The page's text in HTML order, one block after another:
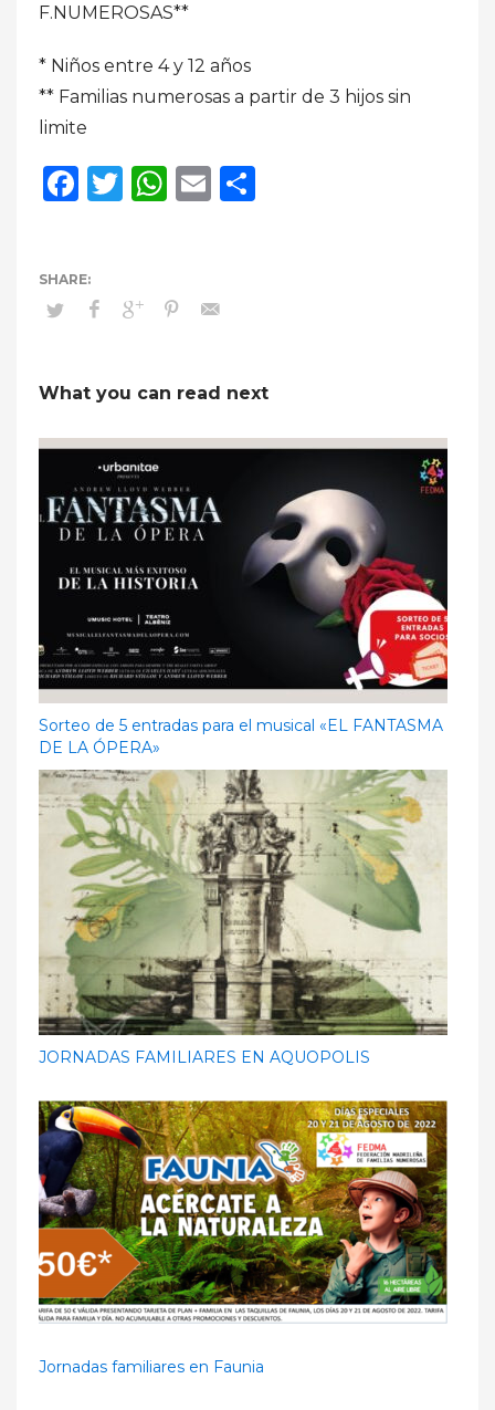
F.NUMEROSAS**
* Niños entre 4 y 12 años
** Familias numerosas a partir de 3 hijos sin
limite
Facebook
Twitter
WhatsApp
Email
What you can read next
Sorteo de 5 entradas para el musical «EL FANTASMA
DE LA ÓPERA»
JORNADAS FAMILIARES EN AQUOPOLIS
Jornadas familiares en Faunia